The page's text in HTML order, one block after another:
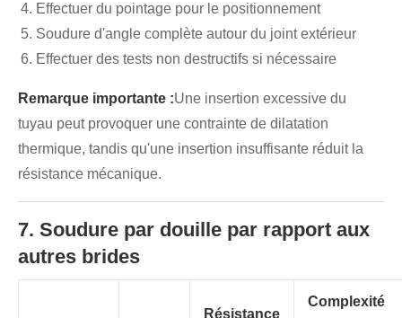
Effectuer du pointage pour le positionnement
Soudure d'angle complète autour du joint extérieur
Effectuer des tests non destructifs si nécessaire
Remarque importante :Une insertion excessive du
tuyau peut provoquer une contrainte de dilatation
thermique, tandis qu'une insertion insuffisante réduit la
résistance mécanique.
7. Soudure par douille par rapport aux
autres brides
Résistance
Complexité